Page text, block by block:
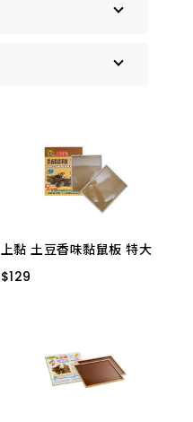
上黏 土豆香味黏鼠板 特大
$129
$129